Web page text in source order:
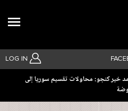
LOG IN
بحث متقدم
خير كنجو: محاولات تقسيم سوريا إلى